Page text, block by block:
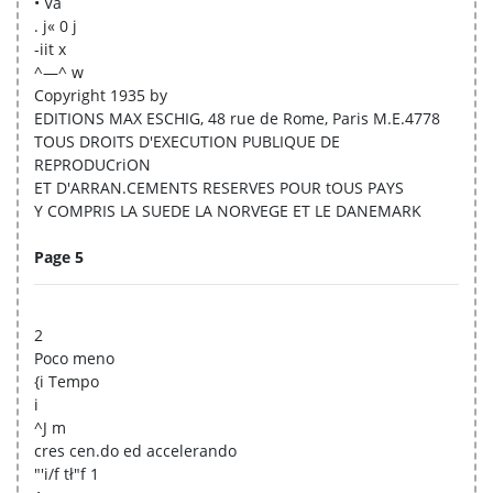
. j« 0 j
-iit x
^—^ w
Copyright 1935 by
EDITIONS MAX ESCHIG, 48 rue de Rome, Paris M.E.4778
TOUS DROITS D'EXECUTION PUBLIQUE DE
REPRODUCriON
ET D'ARRAN.CEMENTS RESERVES POUR tOUS PAYS
Y COMPRIS LA SUEDE LA NORVEGE ET LE DANEMARK
Page 5
2
Poco meno
{i Tempo
i
^J m
cres cen.do ed accelerando
"'i/f tł"f 1